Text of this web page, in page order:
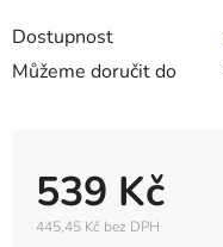
Dostupnost
Můžeme doručit do
539 Kč
445,45 Kč bez DPH